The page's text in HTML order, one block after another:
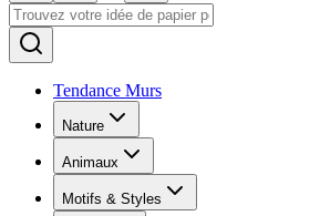
Tendance Murs
Nature
Animaux
Motifs & Styles